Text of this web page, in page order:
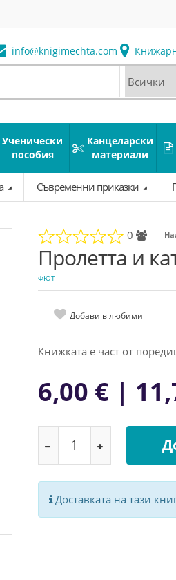
info@knigimechta.com
Ученически
пособия
Канцеларски
материали
Съвременни приказки
0
Пролетта и
ФЮТ
Добави в любими
Книжката е част от
6,00 € |
Доставката на тази